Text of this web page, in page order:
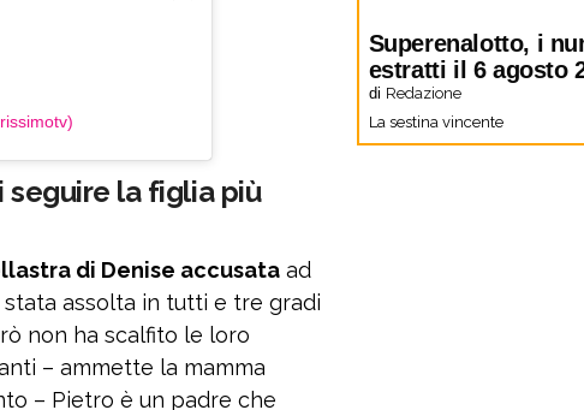
seguire la figlia più
di Denise accusata ad
assolta in tutti e tre gradi
non ha scalfito le loro
– ammette la mamma
– Pietro è un padre che
Superenalotto, i
estratti il 6 agosto
di Redazione
La sestina vincente